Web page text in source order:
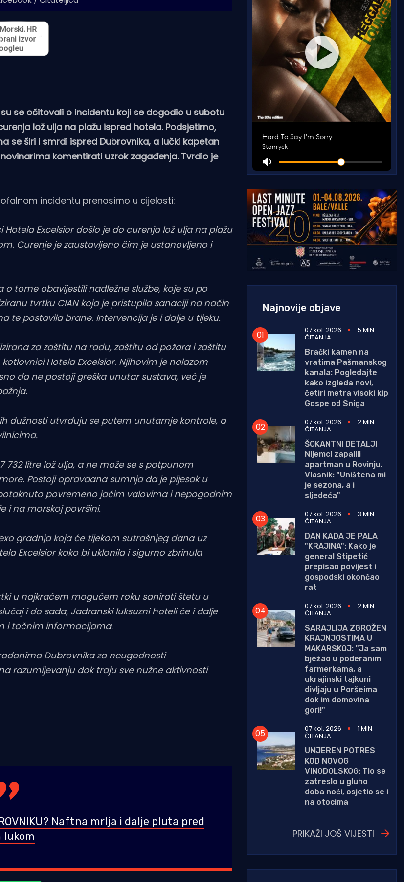
se očitovali o incidentu koji se dogodio u subotu
lož ulja na plažu ispred hotela. Podsjetimo,
se širi i smrdi ispred Dubrovnika, a lučki kapetan
komentirati uzrok zagađenja. Tvrdio je
incidentu prenosimo u cijelosti:
Excelsior došlo je do curenja lož ulja na plažu
Curenje je zaustavljeno čim je ustanovljeno i
tome obavijestili nadležne službe, koje su po
tvrtku CIAN koja je pristupila sanaciji na način
te postavila brane. Intervencija je i dalje u tijeku.
za zaštitu na radu, zaštitu od požara i zaštitu
Hotela Excelsior. Njihovim je nalazom
da ne postoji greška unutar sustava, već je
dužnosti utvrđuju se putem unutarnje kontrole, a
litre lož ulja, a ne može se s potpunom
Postoji opravdana sumnja da je pijesak u
povremeno jačim valovima i nepogodnim
i na morskoj površini.
gradnja koja će tijekom sutrašnjeg dana uz
Excelsior kako bi uklonila i sigurno zbrinula
u najkraćem mogućem roku sanirati štetu u
i do sada, Jadranski luksuzni hoteli će i dalje
i točnim informacijama.
Dubrovnika za neugodnosti
razumijevanju dok traju sve nužne aktivnosti
Naftna mrlja i dalje pluta pred
lukom
Najnovije objave
07 kol. 2026 5 MIN.
ČITANJA
Brački kamen na
vratima Pašmanskog
kanala: Pogledajte
kako izgleda novi,
četiri metra visoki kip
Gospe od Sniga
07 kol. 2026
2 MIN.
ČITANJA
ŠOKANTNI DETALJI
Nijemci zapalili
apartman u Rovinju.
Vlasnik: "Uništena mi
je sezona, a i
sljedeća"
07 kol. 2026
3 MIN.
ČITANJA
DAN KADA JE PALA
"KRAJINA": Kako je
general Stipetić
prepisao povijest i
gospodski okončao
rat
07 kol. 2026
2 MIN.
ČITANJA
SARAJLIJA ZGROŽEN
KRAJNJOSTIMA U
MAKARSKOJ: "Ja sam
bježao u poderanim
farmerkama, a
ukrajinski tajkuni
divljaju u Poršeima
dok im domovina
gori!"
07 kol. 2026
1 MIN.
ČITANJA
UMJEREN POTRES
KOD NOVOG
VINODOLSKOG: Tlo se
zatreslo u gluho
doba noći, osjetio se i
na otocima
PRIKAŽI JOŠ VIJESTI